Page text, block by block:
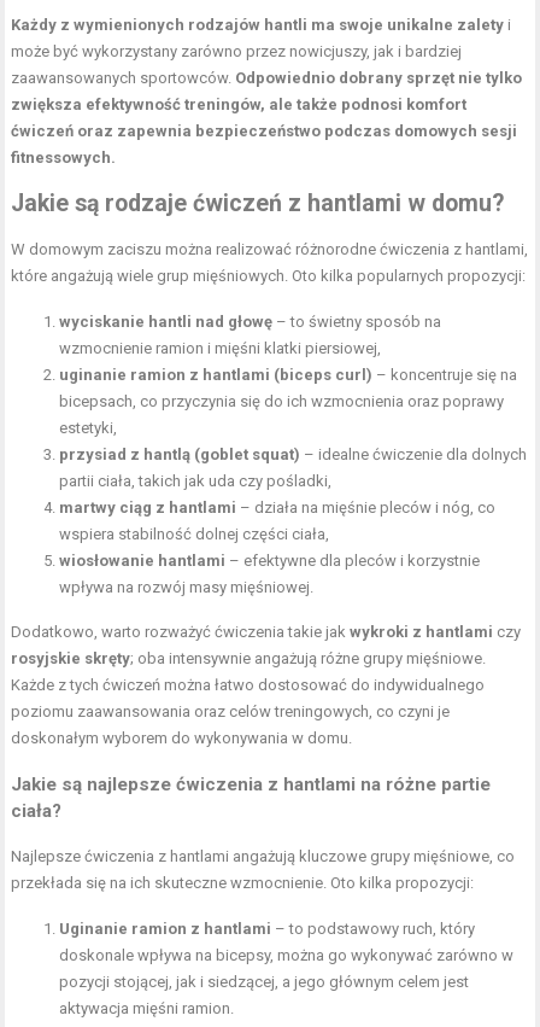
Każdy z wymienionych rodzajów hantli ma swoje unikalne zalety i
może być wykorzystany zarówno przez nowicjuszy, jak i bardziej
zaawansowanych sportowców. Odpowiednio dobrany sprzęt nie tylko
zwiększa efektywność treningów, ale także podnosi komfort
ćwiczeń oraz zapewnia bezpieczeństwo podczas domowych sesji
fitnessowych.
Jakie są rodzaje ćwiczeń z hantlami w domu?
W domowym zaciszu można realizować różnorodne ćwiczenia z hantlami,
które angażują wiele grup mięśniowych. Oto kilka popularnych propozycji:
wyciskanie hantli nad głowę – to świetny sposób na
wzmocnienie ramion i mięśni klatki piersiowej,
uginanie ramion z hantlami (biceps curl) – koncentruje się na
bicepsach, co przyczynia się do ich wzmocnienia oraz poprawy
estetyki,
przysiad z hantlą (goblet squat) – idealne ćwiczenie dla dolnych
partii ciała, takich jak uda czy pośladki,
martwy ciąg z hantlami – działa na mięśnie pleców i nóg, co
wspiera stabilność dolnej części ciała,
wiosłowanie hantlami – efektywne dla pleców i korzystnie
wpływa na rozwój masy mięśniowej.
Dodatkowo, warto rozważyć ćwiczenia takie jakwykroki z hantlami czy
rosyjskie skręty; oba intensywnie angażują różne grupy mięśniowe.
Każde z tych ćwiczeń można łatwo dostosować do indywidualnego
poziomu zaawansowania oraz celów treningowych, co czyni je
doskonałym wyborem do wykonywania w domu.
Jakie są najlepsze ćwiczenia z hantlami na różne partie
ciała?
Najlepsze ćwiczenia z hantlami angażują kluczowe grupy mięśniowe, co
przekłada się na ich skuteczne wzmocnienie. Oto kilka propozycji:
Uginanie ramion z hantlami – to podstawowy ruch, który
doskonale wpływa na bicepsy, można go wykonywać zarówno w
pozycji stojącej, jak i siedzącej, a jego głównym celem jest
aktywacja mięśni ramion.